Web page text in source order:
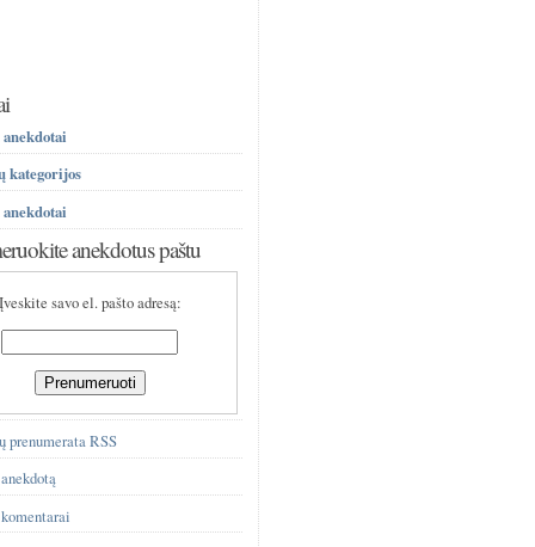
kategorijos
anekdotus paštu
Įveskite savo el. pašto adresą:
prenumerata RSS